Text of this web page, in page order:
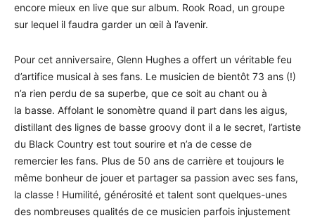
encore mieux en live que sur album. Rook Road, un groupe
sur lequel il faudra garder un œil à l’avenir.
Pour cet anniversaire, Glenn Hughes a offert un véritable feu
d’artifice musical à ses fans. Le musicien de bientôt 73 ans (!)
n’a rien perdu de sa superbe, que ce soit au chant ou à
la basse. Affolant le sonomètre quand il part dans les aigus,
distillant des lignes de basse groovy dont il a le secret, l’artiste
du Black Country est tout sourire et n’a de cesse de
remercier les fans. Plus de 50 ans de carrière et toujours le
même bonheur de jouer et partager sa passion avec ses fans,
la classe ! Humilité, générosité et talent sont quelques-unes
des nombreuses qualités de ce musicien parfois injustement